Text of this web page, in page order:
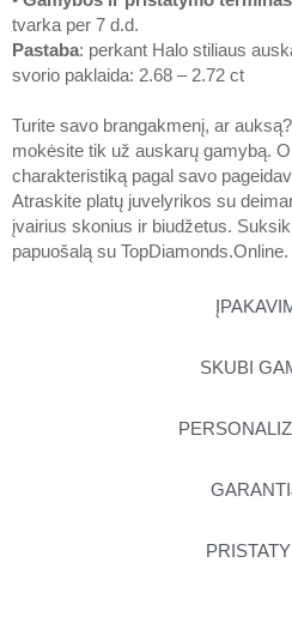
SKUBI
tvarka per 7 d.d.
Pastaba: perkant Halo stiliaus
svorio paklaida: 2.68 – 2.72 ct
Turite savo brangakmenį, ar
mokėsite tik už auskarų gamybą.
charakteristiką pagal savo
Atraskite platų juvelyrikos su
įvairius skonius ir biudžetus.
papuošalą su TopDiamonds.Online.